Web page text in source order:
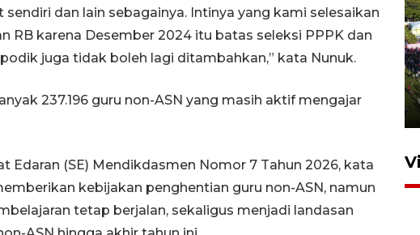
dan lain sebagainya. Intinya yang kami selesaikan
RB karena Desember 2024 itu batas seleksi PPPK dan
juga tidak boleh lagi ditambahkan,” kata Nunuk.
237.196 guru non-ASN yang masih aktif mengajar
Edaran (SE) Mendikdasmen Nomor 7 Tahun 2026, kata
kebijakan penghentian guru non-ASN, namun
tetap berjalan, sekaligus menjadi landasan
UPACARA HUT KE-78
REPUBLIK INDONESIA DI
17 Agustus 2023 15:58